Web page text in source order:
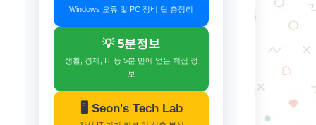
Windows 오류 및 PC 정비 팁 총정리
💡 5분정보
생활, 경제, IT 등 5분 만에 얻는 핵심 정
보
🖥️ Seon's Tech Lab